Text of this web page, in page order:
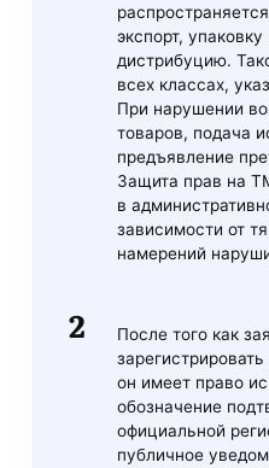
экспорт,
дистрибуцию.
всех классах,
При нарушении
товаров, подача
предъявление
Защита прав на
в
зависимости от
намерений
После того как
он имеет право
обозначение
официальной
публичное